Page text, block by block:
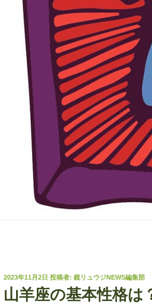
投
2023年11月2日 投稿者: 鏡リュウジNEWS編集部
山羊座の基本性格は